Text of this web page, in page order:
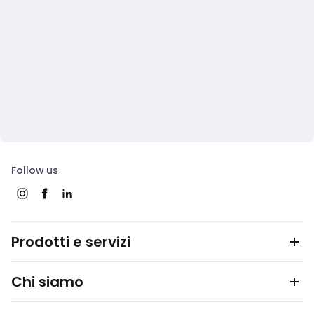
Follow us
Prodotti e servizi
Chi siamo